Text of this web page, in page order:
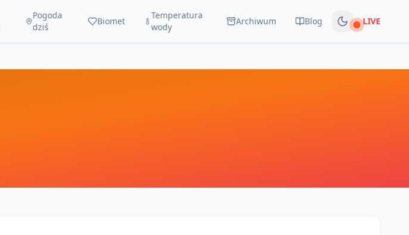
Pogoda
dziś
Biomet
Temperatura
wody
Archiwum Blog Na żywo
LIVE